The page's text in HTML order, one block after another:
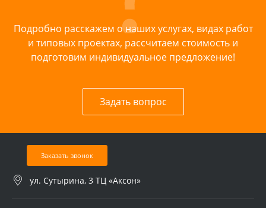
Подробно расскажем о наших услугах, видах работ
и типовых проектах, рассчитаем стоимость и
подготовим индивидуальное предложение!
Задать вопрос
Заказать звонок
ул. Сутырина, 3 ТЦ «Аксон»